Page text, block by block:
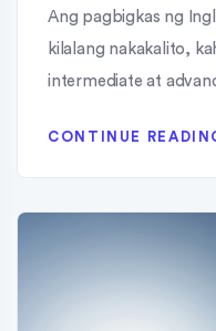
Ang pagbigkas ng
kilalang nakakalito,
intermediate at
CONTINUE